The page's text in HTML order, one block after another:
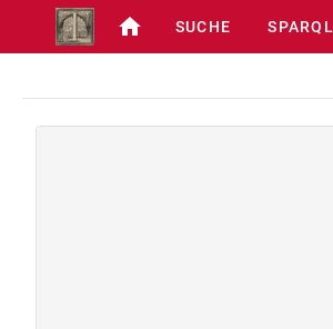
SUCHE SPARQL